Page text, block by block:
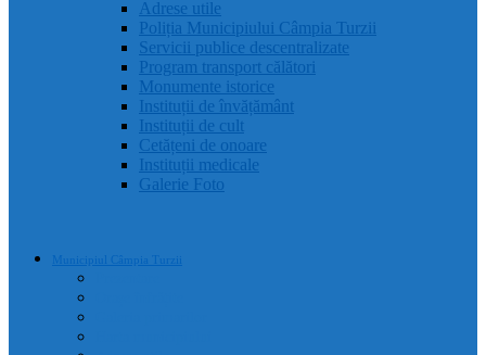
Adrese utile
Poliția Municipiului Câmpia Turzii
Servicii publice descentralizate
Program transport călători
Monumente istorice
Instituții de învățământ
Instituții de cult
Cetățeni de onoare
Instituții medicale
Galerie Foto
Municipiul Câmpia Turzii